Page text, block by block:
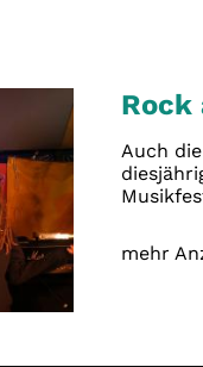
Rock
Auch
mehr